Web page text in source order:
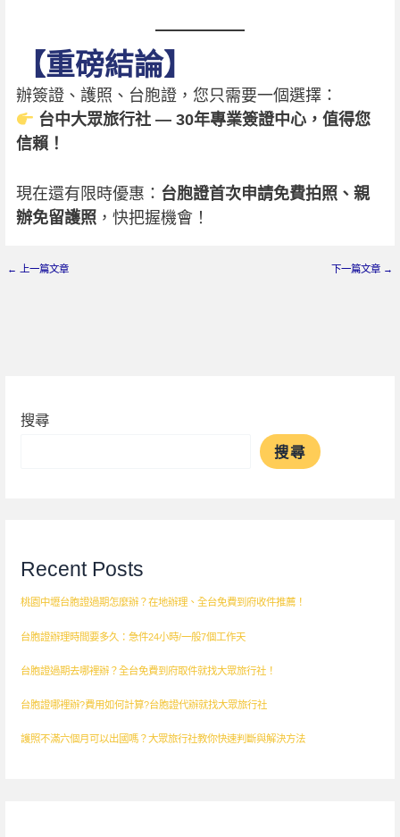
【重磅結論】
辦簽證、護照、台胞證，您只需要一個選擇：
台中大眾旅行社 — 30年專業簽證中心，值得您
信賴！
現在還有限時優惠： 台胞證首次申請免費拍照、親
辦免留護照，快把握機會！
← 上一篇文章 下一篇文章 →
搜尋
搜尋
Recent Posts
桃園中壢台胞證過期怎麼辦？在地辦理、全台免費到府收件推薦！
台胞證辦理時間要多久：急件24小時/一般7個工作天
台胞證過期去哪裡辦？全台免費到府取件就找大眾旅行社！
台胞證哪裡辦?費用如何計算?台胞證代辦就找大眾旅行社
護照不滿六個月可以出國嗎？大眾旅行社教你快速判斷與解決方法